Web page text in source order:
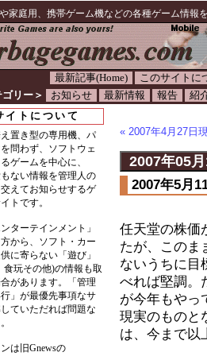
家庭用、携帯ゲーム機などの各種ゲーム情報
最新記事(Home)
このサイトに
ゴリー＞
お知らせ 最新情報 報告 紹
« 2007年4月27日
2007年05
2007年5月
任天堂の株価
たが、このま
ないうちに目
べれば堅調。
が今年もやっ
現実のものと
は、今まで以
イトについて
置き型の専用機、パ
問わず、ソフトウェ
ゲームを中心に、
ない情報を管理人の
えてお知らせするゲ
トです。
ターテインメント」
から、ソフト・カー
に寄らない「遊び」
食玩その他)の情報も取
があります。「管理
」が最優先事項なサ
ていただれば問題な
は旧Gnewsの